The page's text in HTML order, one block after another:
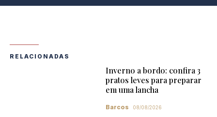
RELACIONADAS
Inverno a bordo: confira 3
pratos leves para preparar
em uma lancha
Barcos 08/08/2026